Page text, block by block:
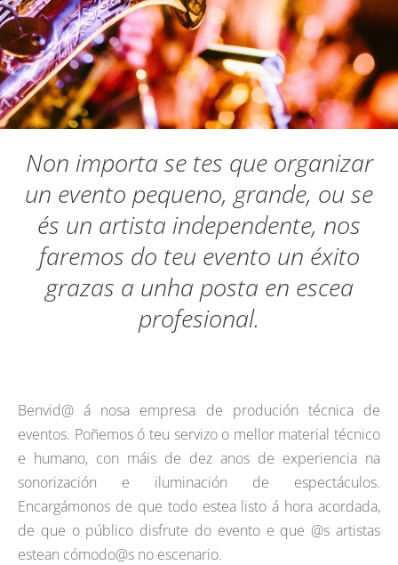
Non importa se tes que organizar
un evento pequeno, grande, ou se
és un artista independente, nos
faremos do teu evento un éxito
grazas a unha posta en escea
profesional.
Benvid@ á nosa empresa de produción técnica de
eventos. Poñemos ó teu servizo o mellor material técnico
e humano, con máis de dez anos de experiencia na
sonorización e iluminación de espectáculos.
Encargámonos de que todo estea listo á hora acordada,
de que o público disfrute do evento e que @s artistas
estean cómodo@s no escenario.